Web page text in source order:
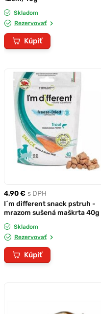
Skladom
Rezervovať
Kúpiť
4,90 € s DPH
I´m different snack pstruh -
mrazom sušená maškrta 40g
Skladom
Rezervovať
Kúpiť